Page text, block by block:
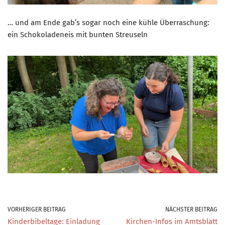
… und am Ende gab’s sogar noch eine kühle Überraschung:
ein Schokoladeneis mit bunten Streuseln
VORHERIGER BEITRAG
Kinderbibeltage: Einladung
NÄCHSTER BEITRAG
Kirchen-Infos im Amtsblatt